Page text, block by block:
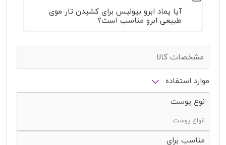
آیا پماد ابرو بیولیس برای کشیدن تار موی
طبیعی ابرو مناسب است؟
مشخصات کالا
موارد استفاده
نوع پوست
انواع پوست
مناسب برای